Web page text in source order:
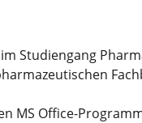
Studiengang
MS Office-